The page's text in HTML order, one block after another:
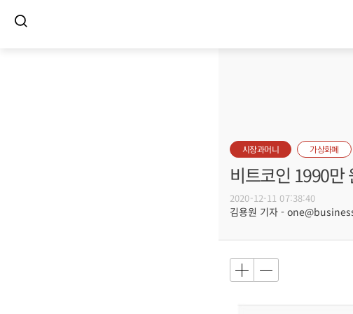
시장과머니 가상화폐
비트코인 1990만
2020-12-11 07:38:40
김용원 기자 -